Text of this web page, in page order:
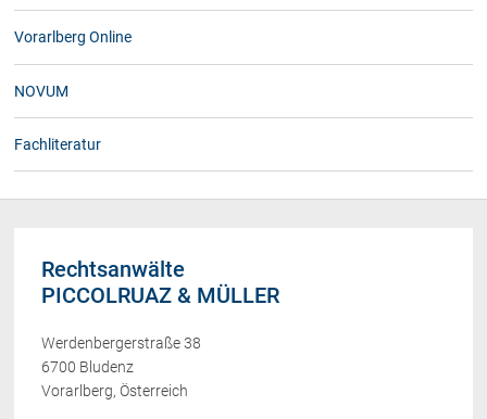
Vorarlberg Online
NOVUM
Fachliteratur
Rechtsanwälte
PICCOLRUAZ & MÜLLER
Werdenbergerstraße 38
6700 Bludenz
Vorarlberg, Österreich